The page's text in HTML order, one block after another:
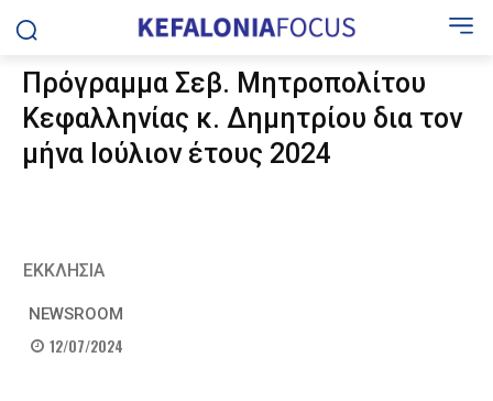
Πρόγραμμα Σεβ. Μητροπολίτου
Κεφαλληνίας κ. Δημητρίου δια τον
μήνα Ιούλιον έτους 2024
ΕΚΚΛΗΣΙΑ
NEWSROOM
12/07/2024